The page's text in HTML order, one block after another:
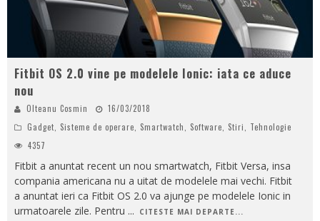
Fitbit OS 2.0 vine pe modelele Ionic: iata ce aduce
nou
Olteanu Cosmin
16/03/2018
Gadget
Sisteme de operare Smartwatch Software Stiri
Tehnologie
4357
Fitbit a anuntat recent un nou smartwatch, Fitbit Versa, insa
compania americana nu a uitat de modelele mai vechi. Fitbit
a anuntat ieri ca Fitbit OS 2.0 va ajunge pe modelele Ionic in
urmatoarele zile. Pentru ... CITESTE MAI DEPARTE...